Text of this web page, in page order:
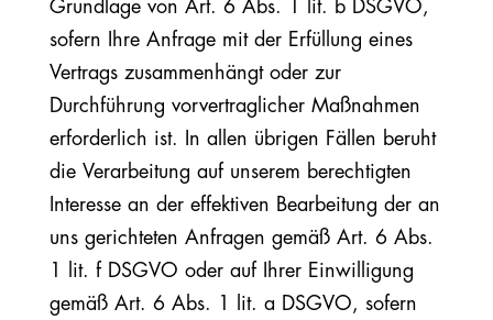
Grundlage von Art. 6 Abs. 1 lit. b DSGVO,
sofern Ihre Anfrage mit der Erfüllung eines
Vertrags zusammenhängt oder zur
Durchführung vorvertraglicher Maßnahmen
erforderlich ist. In allen übrigen Fällen beruht
die Verarbeitung auf unserem berechtigten
Interesse an der effektiven Bearbeitung der an
uns gerichteten Anfragen gemäß Art. 6 Abs.
1 lit. f DSGVO oder auf Ihrer Einwilligung
gemäß Art. 6 Abs. 1 lit. a DSGVO, sofern